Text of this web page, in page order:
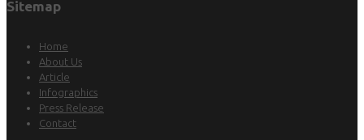
Sitemap
Home
About Us
Article
Infographics
Press Release
Contact